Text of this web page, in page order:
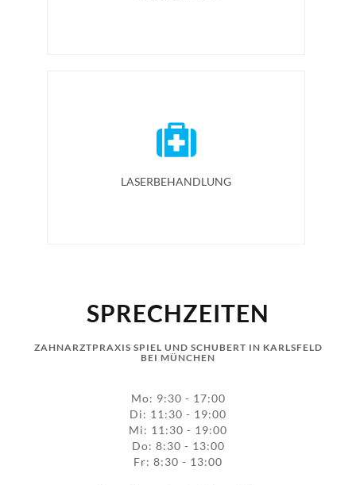
LASERBEHANDLUNG
SPRECHZEITEN
ZAHNARZTPRAXIS SPIEL UND SCHUBERT IN KARLSFELD
BEI MÜNCHEN
Mo: 9:30 - 17:00
Di: 11:30 - 19:00
Mi: 11:30 - 19:00
Do: 8:30 - 13:00
Fr: 8:30 - 13:00